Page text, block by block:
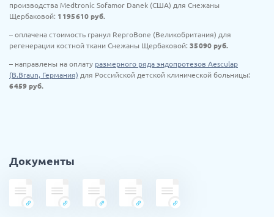
производства Medtronic Sofamor Danek (США) для Снежаны
Щербаковой: 1 195 610 руб.
– оплачена стоимость гранул ReproBone (Великобритания) для
регенерации костной ткани Снежаны Щербаковой: 35 090 руб.
– направлены на оплату размерного ряда эндопротезов Aesculap
(B.Braun, Германия) для Российской детской клинической больницы:
6 459 руб.
Документы